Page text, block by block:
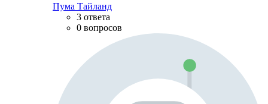
Пума Тайланд
3 ответа
0 вопросов